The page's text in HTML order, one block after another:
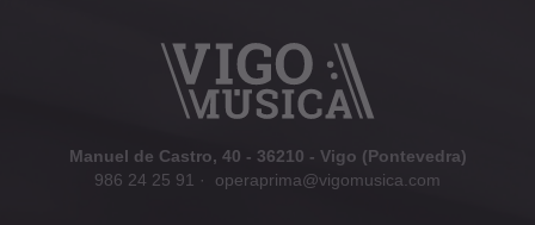
Manuel de Castro, 40 - 36210 - Vigo (Pontevedra)
986 24 25 91 · operaprima@vigomusica.com